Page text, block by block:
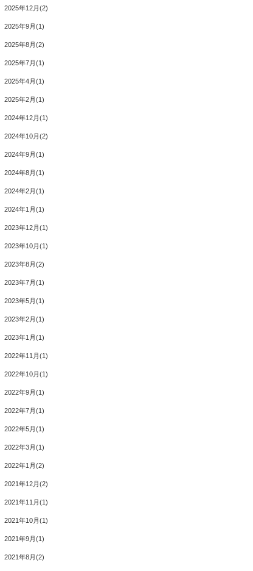
2025年12月 2
2025年9月 1
2025年8月 2
2025年7月 1
2025年4月 1
2025年2月 1
2024年12月 1
2024年10月 2
2024年9月 1
2024年8月 1
2024年2月 1
2024年1月 1
2023年12月 1
2023年10月 1
2023年8月 2
2023年7月 1
2023年5月 1
2023年2月 1
2023年1月 1
2022年11月 1
2022年10月 1
2022年9月 1
2022年7月 1
2022年5月 1
2022年3月 1
2022年1月 2
2021年12月 2
2021年11月 1
2021年10月 1
2021年9月 1
2021年8月 2